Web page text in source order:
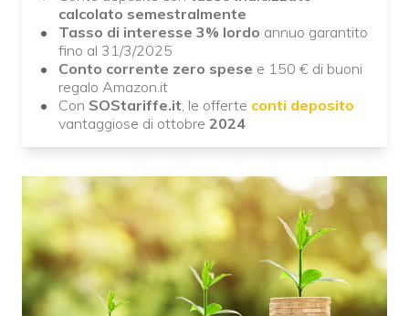
calcolato semestralmente
Tasso di interesse 3% lordo annuo garantito
fino al 31/3/2025
Conto corrente zero spese e 150 € di buoni
regalo Amazon.it
Con SOStariffe.it, le offerte conti deposito
vantaggiose di ottobre 2024